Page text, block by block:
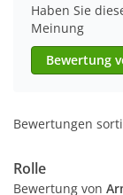
Haben Sie
Meinung
Bewertung
Bewertungen
Rolle
Bewertung von